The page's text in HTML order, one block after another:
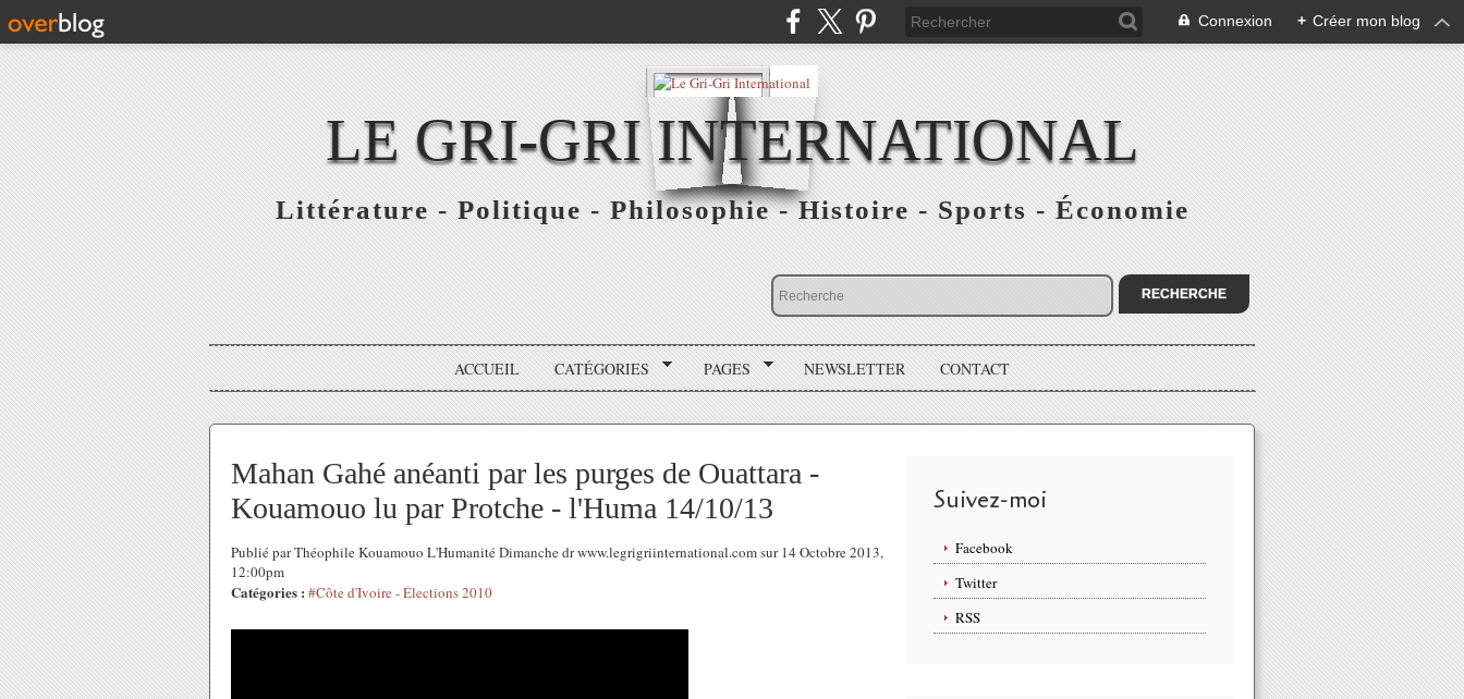
Connexion + Créer mon blog
LE GRI-GRI INTERNATIONAL
Littérature - Politique - Philosophie - Histoire - Sports - Économie
ACCUEIL CATÉGORIES PAGES NEWSLETTER CONTACT
Mahan Gahé anéanti par les purges de Ouattara -
Kouamouo lu par Protche - l'Huma 14/10/13
Publié par Théophile Kouamouo L'Humanité Dimanche dr www.legrigriinternational.com sur 14 Octobre 2013,
12:00pm
Catégories : #Côte d'Ivoire - Élections 2010
Suivez-moi
Facebook
Twitter
RSS